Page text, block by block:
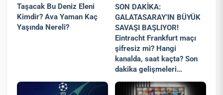
Taşacak Bu Deniz Eleni
Kimdir? Ava Yaman Kaç
Yaşında Nereli?
SON DAKİKA:
GALATASARAY’IN BÜYÜK
SAVAŞI BAŞLIYOR!
Eintracht Frankfurt maçı
şifresiz mi? Hangi
kanalda, saat kaçta? Son
dakika gelişmeleri…